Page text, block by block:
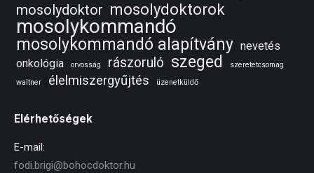
mosolydoktor mosolydoktorok
mosolykommandó
mosolykommandó alapítvány nevetés
onkológia
orvosság rászoruló szeged
szeretetcsomag
waltner
élelmiszergyűjtés üzenetküldő
Elérhetőségek
E-mail:
fodi.brigi@bohocdoktor.hu